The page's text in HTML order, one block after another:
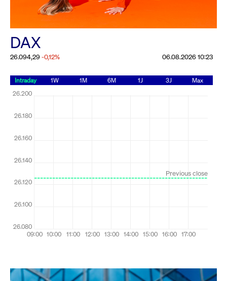
25. Juni 2026 an der Frankfurter
Wertpapierbörse
Alle Rundschreiben &
Mailings
DAX